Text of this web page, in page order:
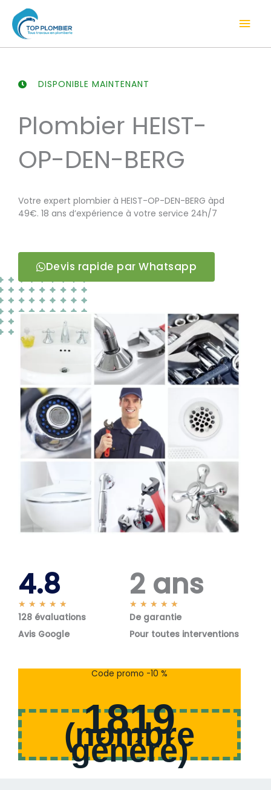
contenu
DISPONIBLE MAINTENANT
Plombier HEIST-
OP-DEN-BERG
Votre expert plombier à HEIST-OP-DEN-BERG àpd
49€. 18 ans d’expérience à votre service 24h/7
Devis rapide par Whatsapp
4.8
★ ★ ★ ★ ★
o
s
128 évaluations
Avis Google
2 ans
★ ★ ★ ★ ★
o
s
De garantie
Pour toutes interventions
Code promo -10 %
1819
(nombre
généré)